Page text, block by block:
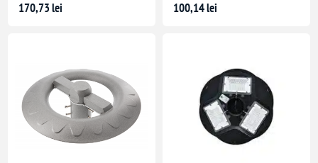
170,73 lei 100,14 lei